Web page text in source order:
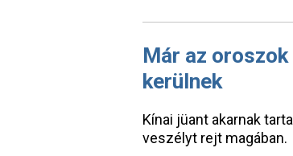
Már az
kerülnek
Kínai jüant akarnak
veszélyt rejt magában.